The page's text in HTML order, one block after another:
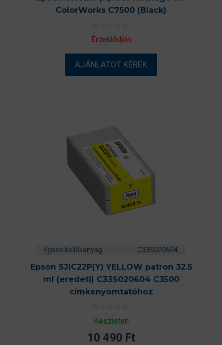
ColorWorks C7500 (Black)
0
a
-
ő
Érdeklődjön
AJÁNLATOT KÉREK
Epson kellékanyag C33S020604
Epson SJIC22P(Y) YELLOW patron 32.5
ml (eredeti) C33S020604 C3500
címkenyomtatóhoz
0
aKészleten
10 490 Ft